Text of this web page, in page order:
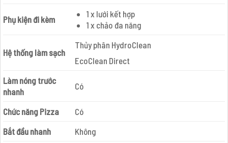
Phụ kiện đi kèm
1 x lưới kết hợp
1 x chảo đa năng
Hệ thống làm sạch
Thủy phân HydroClean
EcoClean Direct
Làm nóng trước
nhanh
Có
Chức năng Pizza
Có
Bắt đầu nhanh
Không